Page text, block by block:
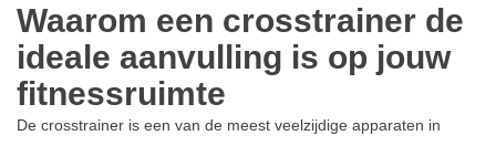
Waarom een crosstrainer de
ideale aanvulling is op jouw
fitnessruimte
De crosstrainer is een van de meest veelzijdige apparaten in